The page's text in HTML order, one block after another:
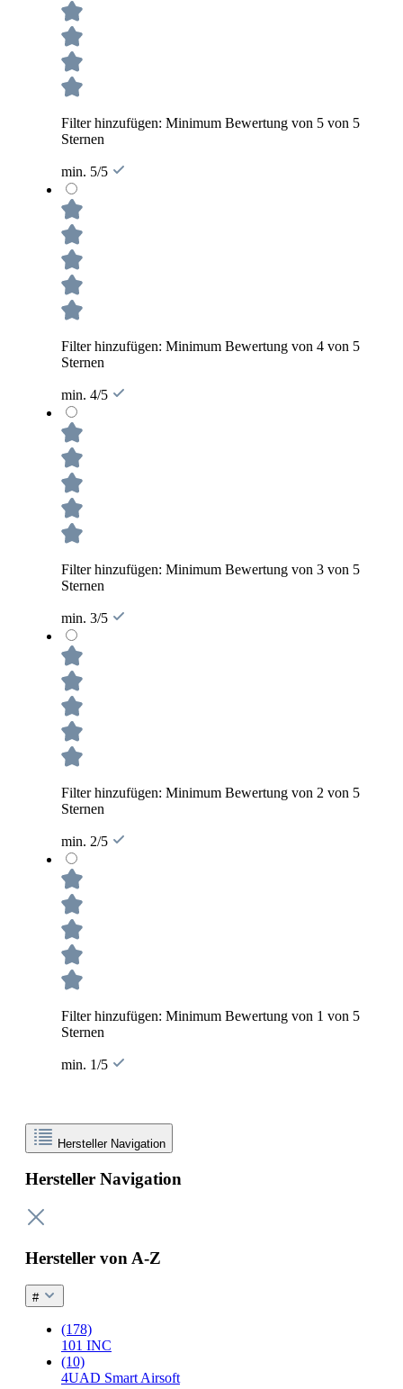
Filter hinzufügen: Minimum Bewertung von 5 von 5
Sternen
min. 5/5
Filter hinzufügen: Minimum Bewertung von 4 von 5
Sternen
min. 4/5
Filter hinzufügen: Minimum Bewertung von 3 von 5
Sternen
min. 3/5
Filter hinzufügen: Minimum Bewertung von 2 von 5
Sternen
min. 2/5
Filter hinzufügen: Minimum Bewertung von 1 von 5
Sternen
min. 1/5
Hersteller Navigation
Hersteller Navigation
Hersteller von A-Z
#
(178)
101 INC
(10)
4UAD Smart Airsoft